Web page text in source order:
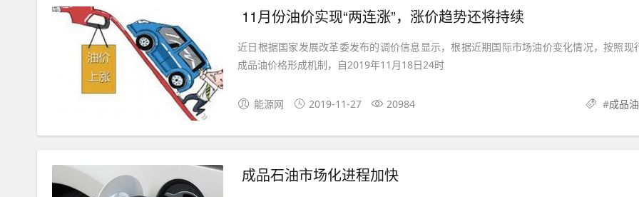
11月份油价实现“两连涨”，涨价趋势还将持续
近日根据国家发展改革委发布的调价信息显示，根据近期国际市场油价变化情况，按照现
成品油价格形成机制，自2019年11月18日24时
能源网 2019-11-27 20984 #成品油
成品石油市场化进程加快